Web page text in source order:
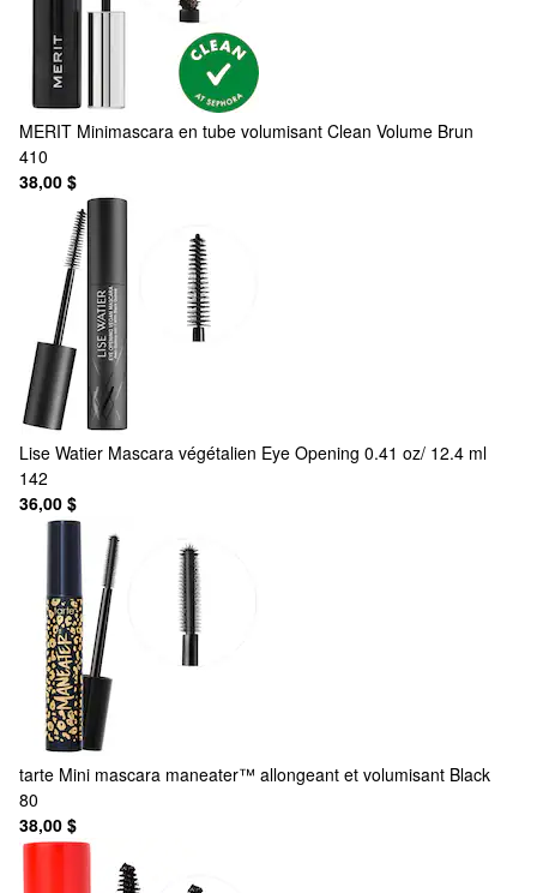
MERIT Minimascara en tube volumisant Clean Volume Brun
410
38,00 $
Lise Watier Mascara végétalien Eye Opening 0.41 oz/ 12.4 ml
142
36,00 $
tarte Mini mascara maneater™ allongeant et volumisant Black
80
38,00 $